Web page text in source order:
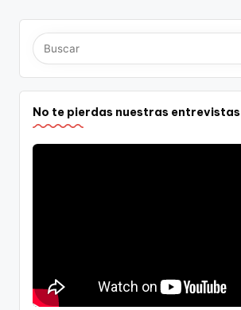
de
entradas
No te pierdas nuestras entrevistas